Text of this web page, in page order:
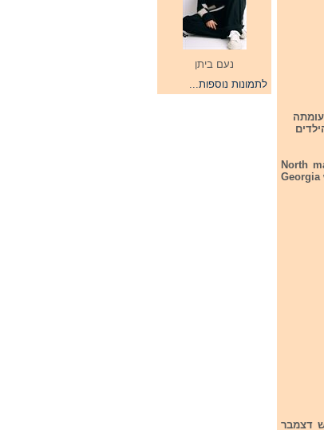
נעם ביתן
לתמונות נוספות...
נציגה אשר תייצג את ארצם בתחרות האירוויזיון הילדים 2025. לעומתה
North
Georgia
2025 אשר תתקיים בחודש דצמבר